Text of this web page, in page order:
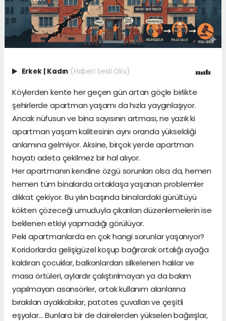
Erkek | Kadın (Haberi Sesli Oku)
Köylerden kente her geçen gün artan göçle birlikte
şehirlerde apartman yaşamı da hızla yaygınlaşıyor.
Ancak nüfusun ve bina sayısının artması, ne yazık ki
apartman yaşam kalitesinin aynı oranda yükseldiği
anlamına gelmiyor. Aksine, birçok yerde apartman
hayatı adeta çekilmez bir hal alıyor.
Her apartmanın kendine özgü sorunları olsa da, hemen
hemen tüm binalarda ortaklaşa yaşanan problemler
dikkat çekiyor. Bu yılın başında binalardaki gürültüyü
kökten çözeceği umuduyla çıkarılan düzenlemelerin ise
beklenen etkiyi yapmadığı görülüyor.
Peki apartmanlarda en çok hangi sorunlar yaşanıyor?
Koridorlarda gelişigüzel koşup bağırarak ortalığı ayağa
kaldıran çocuklar, balkonlardan silkelenen halılar ve
masa örtüleri, aylardır çalıştırılmayan ya da bakım
yapılmayan asansörler, ortak kullanım alanlarına
bırakılan ayakkabılar, patates çuvalları ve çeşitli
eşyalar… Bunlara bir de dairelerden yükselen bağırışlar,